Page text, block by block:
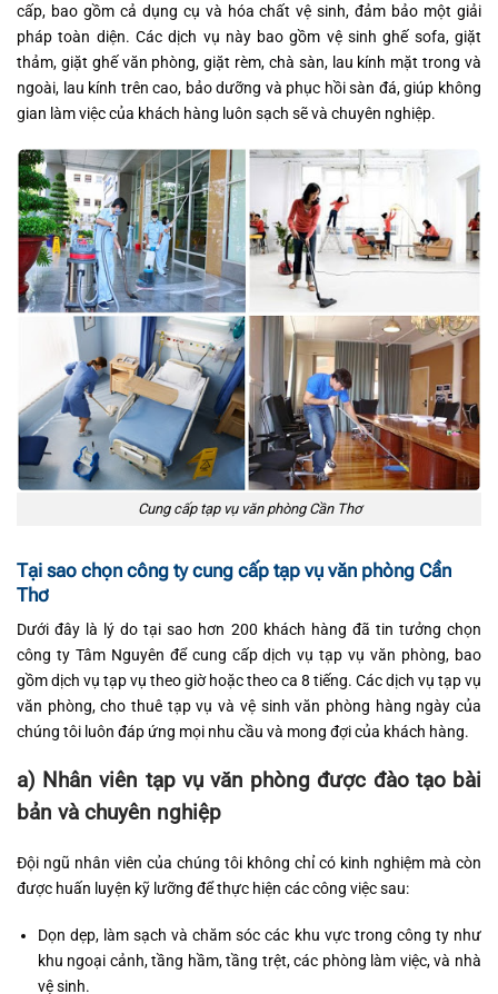
cấp, bao gồm cả dụng cụ và hóa chất vệ sinh, đảm bảo một giải
pháp toàn diện. Các dịch vụ này bao gồm vệ sinh ghế sofa, giặt
thảm, giặt ghế văn phòng, giặt rèm, chà sàn, lau kính mặt trong và
ngoài, lau kính trên cao, bảo dưỡng và phục hồi sàn đá, giúp không
gian làm việc của khách hàng luôn sạch sẽ và chuyên nghiệp.
Cung cấp tạp vụ văn phòng Cần Thơ
Tại sao chọn công ty cung cấp tạp vụ văn phòng Cần
Thơ
Dưới đây là lý do tại sao hơn 200 khách hàng đã tin tưởng chọn
công ty Tâm Nguyên để cung cấp dịch vụ tạp vụ văn phòng, bao
gồm dịch vụ tạp vụ theo giờ hoặc theo ca 8 tiếng. Các dịch vụ tạp vụ
văn phòng, cho thuê tạp vụ và vệ sinh văn phòng hàng ngày của
chúng tôi luôn đáp ứng mọi nhu cầu và mong đợi của khách hàng.
a) Nhân viên tạp vụ văn phòng được đào tạo bài
bản và chuyên nghiệp
Đội ngũ nhân viên của chúng tôi không chỉ có kinh nghiệm mà còn
được huấn luyện kỹ lưỡng để thực hiện các công việc sau:
Dọn dẹp, làm sạch và chăm sóc các khu vực trong công ty như
khu ngoại cảnh, tầng hầm, tầng trệt, các phòng làm việc, và nhà
vệ sinh.